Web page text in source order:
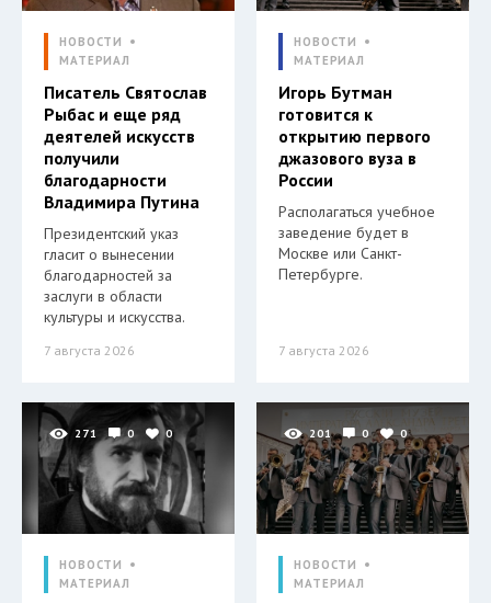
НОВОСТИ
МАТЕРИАЛ
Писатель Святослав
Рыбас и еще ряд
деятелей искусств
получили
благодарности
Владимира Путина
Президентский указ
гласит о вынесении
благодарностей за
заслуги в области
культуры и искусства.
7 августа 2026
НОВОСТИ
МАТЕРИАЛ
Игорь Бутман
готовится к
открытию первого
джазового вуза в
России
Располагаться учебное
заведение будет в
Москве или Санкт-
Петербурге.
7 августа 2026
271 0 0
НОВОСТИ
МАТЕРИАЛ
201 0 0
НОВОСТИ
МАТЕРИАЛ